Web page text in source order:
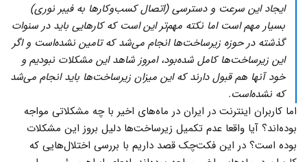
ایجاد این سرعت و دسترسی (اتصال کسب‌وکارها به فیبر نوری)
بسیار مهم است اما نکته مهم‌تر این است که کارهایی باید در سنوات
گذشته در حوزه زیرساخت‌ها انجام می‌شد که تامین نشده‌است و اگر
این زیرساخت‌ها کامل شده‌بود، امروز شاهد این مشکلات نبودیم و
خود آنها هم قبول دارند که این میزان زیرساخت‌ها باید انجام می‌شد
که نشده‌است.
اما کاربران اینترنت در ایران در ماه‌های اخیر با چه مشکلاتی مواجه
بوده‌اند؟ آیا واقعا عدم تکمیل زیرساخت‌ها دلیل بروز این مشکلات
بوده است؟ در این فکت‌چک قصد داریم با بررسی اختلال‌هایی که